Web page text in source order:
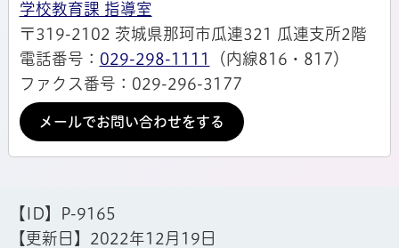
学校教育課 指導室
〒319-2102 茨城県那珂市瓜連321 瓜連支所2階
電話番号： 029-298-1111
（内線816・817）
ファクス番号：029-296-3177
メールでお問い合わせをする
【ID】
P-9165
【更新日】 2022年12月19日